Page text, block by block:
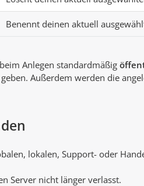
Benennt deinen aktuell
Anlegen standardmäßig
Außerdem werden die
lokalen, Support- oder
Server nicht länger verlasst.